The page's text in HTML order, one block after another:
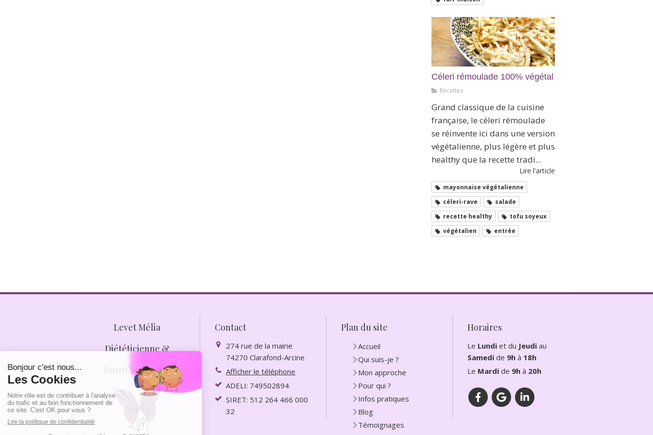
Céleri rémoulade 100% végétal
Recettes
Grand classique de la cuisine
française, le céleri rémoulade
se réinvente ici dans une version
végétalienne, plus légère et plus
healthy que la recette tradi...
Lire l'article
mayonnaise végétalienne
céleri-rave
salade
recette healthy
tofu soyeux
végétalien
entrée
Levet Mélia
Diététicienne &
Nutrithérapeute
Contact
274 rue de la mairie
74270 Clarafond-Arcine
Afficher le téléphone
ADELI: 749502894
SIRET: 512 264 466 000
32
Plan du site
Accueil
Qui suis-je ?
Mon approche
Pour qui ?
Infos pratiques
Blog
Témoignages
Horaires
Le Lundi et du Jeudi au
Samedi de 9h à 18h
Le Mardi de 9h à 20h